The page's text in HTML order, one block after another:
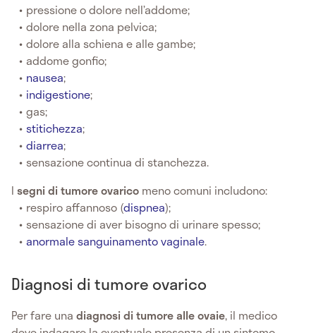
pressione o dolore nell’addome;
dolore nella zona pelvica;
dolore alla schiena e alle gambe;
addome gonfio;
nausea;
indigestione;
gas;
stitichezza;
diarrea;
sensazione continua di stanchezza.
I segni di tumore ovarico meno comuni includono:
respiro affannoso (dispnea);
sensazione di aver bisogno di urinare spesso;
anormale sanguinamento vaginale.
Diagnosi di tumore ovarico
Per fare una diagnosi di tumore alle ovaie, il medico